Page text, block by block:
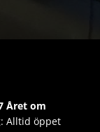
Året om
Alltid öppet